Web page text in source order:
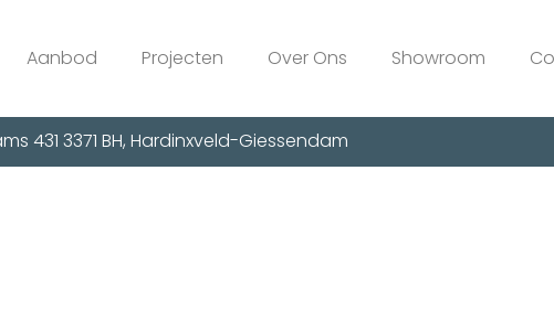
Aanbod Projecten Over Ons Showroom
431 3371 BH, Hardinxveld-Giessendam